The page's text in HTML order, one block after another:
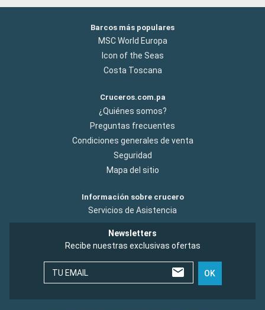
Barcos más populares
MSC World Europa
Icon of the Seas
Costa Toscana
Cruceros.com.pa
¿Quiénes somos?
Preguntas frecuentes
Condiciones generales de venta
Seguridad
Mapa del sitio
Información sobre crucero
Servicios de Asistencia
Newsletters
Recibe nuestras exclusivas ofertas
TU EMAIL OK